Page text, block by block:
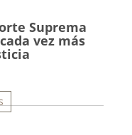
Suprema
vez más